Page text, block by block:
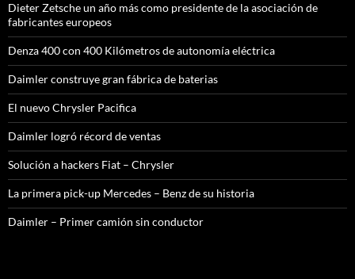
Dieter Zetsche un año más como presidente de la asociación de
fabricantes europeos
Denza 400 con 400 Kilómetros de autonomía eléctrica
Daimler construye gran fábrica de baterias
El nuevo Chrysler Pacifica
Daimler logró récord de ventas
Solución a hackers Fiat – Chrysler
La primera pick-up Mercedes – Benz de su historia
Daimler – Primer camión sin conductor